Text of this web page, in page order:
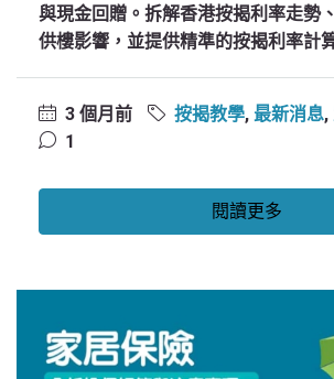
與現金回贈。拆解香港按揭利率走勢
供樓影響，並提供精準的按揭利率計
3 個月前 按揭教學, 最新消息,
1
閱讀更多